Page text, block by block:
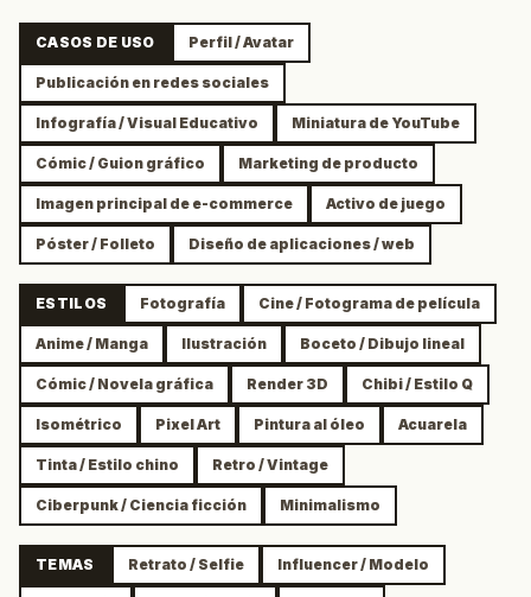
CASOS DE USO Perfil / Avatar
Publicación en redes sociales
Infografía / Visual Educativo Miniatura de YouTube
Cómic / Guion gráfico Marketing de producto
Imagen principal de e-commerce Activo de juego
Póster / Folleto Diseño de aplicaciones / web
ESTILOS Fotografía Cine / Fotograma de película
Anime / Manga Ilustración Boceto / Dibujo lineal
Cómic / Novela gráfica Render 3D Chibi / Estilo Q
Isométrico Pixel Art Pintura al óleo Acuarela
Tinta / Estilo chino Retro / Vintage
Ciberpunk / Ciencia ficción Minimalismo
TEMAS Retrato / Selfie Influencer / Modelo